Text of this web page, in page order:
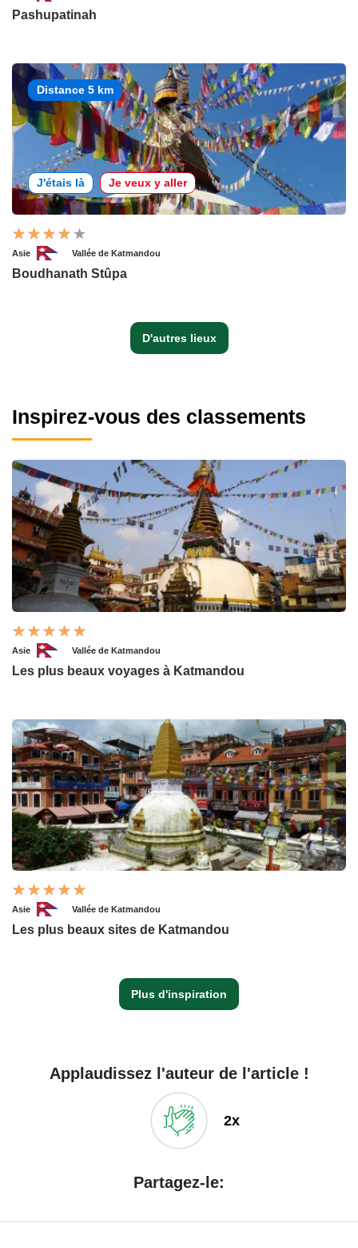
Pashupatinah
Distance 5 km
J'étais là Je veux y aller
Asie Vallée de Katmandou
Boudhanath Stûpa
D'autres lieux
Inspirez-vous des classements
Asie Vallée de Katmandou
Les plus beaux voyages à Katmandou
Asie Vallée de Katmandou
Les plus beaux sites de Katmandou
Plus d'inspiration
Applaudissez l'auteur de l'article !
2x
Partagez-le: